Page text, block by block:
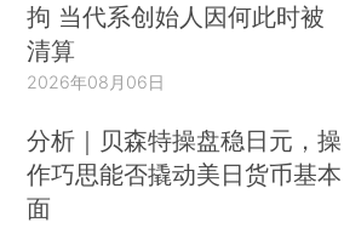
拘 当代系创始人因何此时被
清算
2026年08月06日
分析｜贝森特操盘稳日元，操
作巧思能否撬动美日货币基本
面